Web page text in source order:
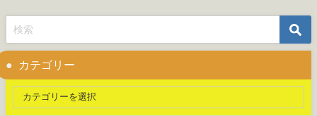
カテゴリー